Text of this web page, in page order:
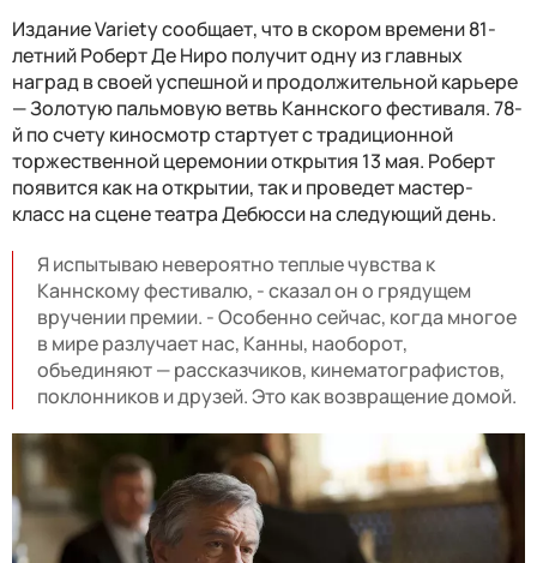
Издание Variety сообщает, что в скором времени 81-
летний Роберт Де Ниро получит одну из главных
наград в своей успешной и продолжительной карьере
— Золотую пальмовую ветвь Каннского фестиваля. 78-
й по счету киносмотр стартует с традиционной
торжественной церемонии открытия 13 мая. Роберт
появится как на открытии, так и проведет мастер-
класс на сцене театра Дебюсси на следующий день.
Я испытываю невероятно теплые чувства к
Каннскому фестивалю, - сказал он о грядущем
вручении премии. - Особенно сейчас, когда многое
в мире разлучает нас, Канны, наоборот,
объединяют — рассказчиков, кинематографистов,
поклонников и друзей. Это как возвращение домой.